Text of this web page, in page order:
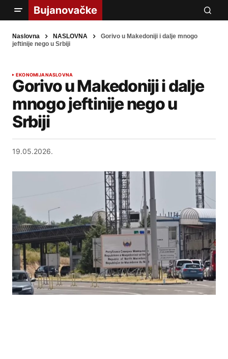
Naslovna NASLOVNA
Gorivo u Makedoniji i dalje mnogo
jeftinije nego u Srbiji
EKONOMIJANASLOVNA
Gorivo u Makedoniji i dalje
mnogo jeftinije nego u
Srbiji
19.05.2026.